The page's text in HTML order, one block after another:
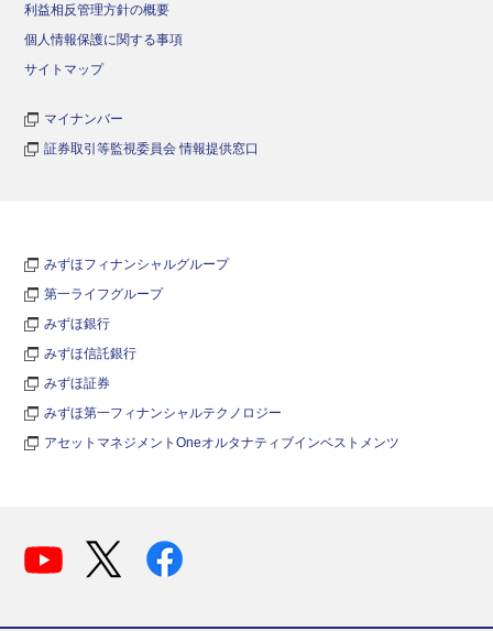
利益相反管理方針の概要
個人情報保護に関する事項
サイトマップ
マイナンバー
証券取引等監視委員会 情報提供窓口
みずほフィナンシャルグループ
第一ライフグループ
みずほ銀行
みずほ信託銀行
みずほ証券
みずほ第一フィナンシャルテクノロジー
アセットマネジメントOneオルタナティブインベストメンツ